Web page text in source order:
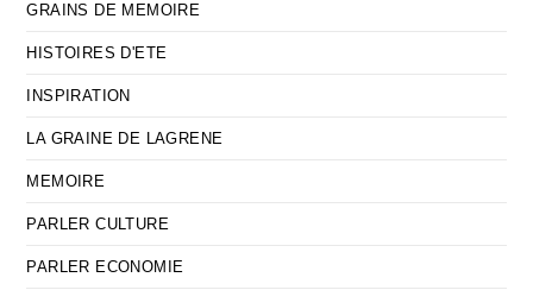
GRAINS DE MEMOIRE
HISTOIRES D'ETE
INSPIRATION
LA GRAINE DE LAGRENE
MEMOIRE
PARLER CULTURE
PARLER ECONOMIE